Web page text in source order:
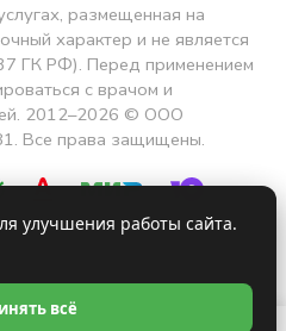
размещенная на
характер и не является
ГК РФ). Перед применением
с врачом и
2012–2026 © ООО
Все права защищены.
улучшения работы сайта.
всё